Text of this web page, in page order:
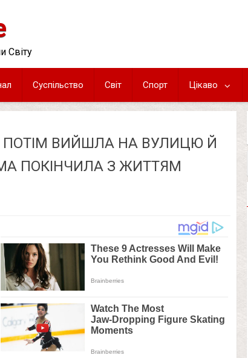
Світу
Суспільство Світ Спорт Цікаво
ПОТІМ ВИЙШЛА НА ВУЛИЦЮ Й
ПОКІНЧИЛА З ЖИТТЯМ